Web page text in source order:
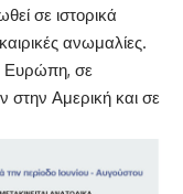
σε ιστορικά
ανωμαλίες.
Ευρώπη, σε
Αμερική και σε